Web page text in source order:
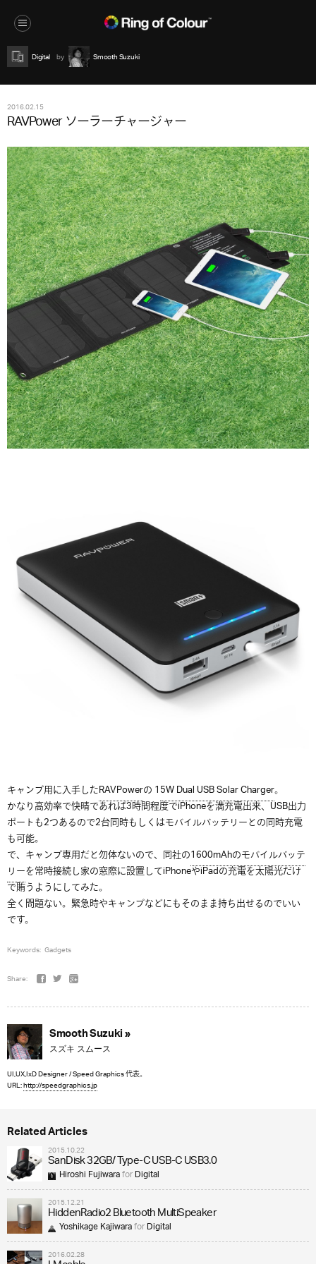
Digital Smooth Suzuki
2016.02.15
RAVPower ソーラーチャージャー
キャンプ用に入手したRAVPowerの 15W Dual USB Solar Charger。
かなり高効率で快晴であれば3時間程度でiPhoneを満充電出来、USB出力
ポートも2つあるので2台同時もしくはモバイルバッテリーとの同時充電
も可能。
で、キャンプ専用だと勿体ないので、同社の1600mAhのモバイルバッテ
リーを常時接続し家の窓際に設置してiPhoneやiPadの充電を太陽光だけ
で賄うようにしてみた。
全く問題ない。緊急時やキャンプなどにもそのまま持ち出せるのでいい
です。
Keywords: Gadgets
Share:
Smooth Suzuki »
スズキ スムース
UI,UX,IxD Designer / Speed Graphics 代表。
URL:http://speedgraphics.jp
Related Articles
2015.10.22
SanDisk 32GB/ Type-C USB-C USB3.0
Hiroshi FujiwaraforDigital
2015.12.21
HiddenRadio2 Bluetooth MultiSpeaker
Yoshikage KajiwaraforDigital
2016.02.28